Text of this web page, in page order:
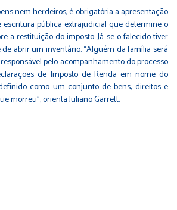
nem herdeiros, é obrigatória a apresentação
pública extrajudicial que determine o
a restituição do imposto. Já se o falecido tiver
abrir um inventário. “Alguém da família será
pelo acompanhamento do processo
de Imposto de Renda em nome do
como um conjunto de bens, direitos e
morreu”, orienta Juliano Garrett.